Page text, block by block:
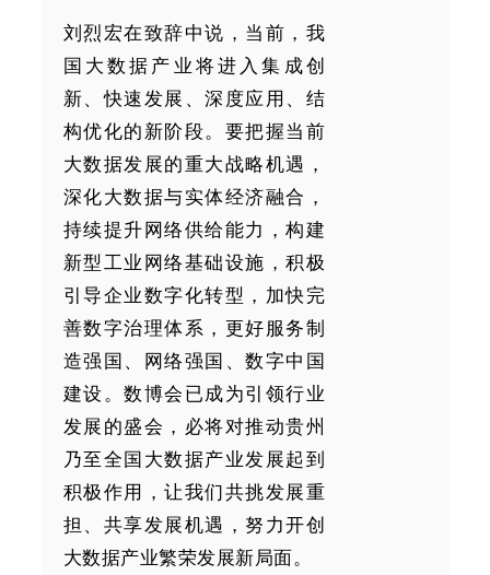
刘烈宏在致辞中说，当前，我
国大数据产业将进入集成创
新、快速发展、深度应用、结
构优化的新阶段。要把握当前
大数据发展的重大战略机遇，
深化大数据与实体经济融合，
持续提升网络供给能力，构建
新型工业网络基础设施，积极
引导企业数字化转型，加快完
善数字治理体系，更好服务制
造强国、网络强国、数字中国
建设。数博会已成为引领行业
发展的盛会，必将对推动贵州
乃至全国大数据产业发展起到
积极作用，让我们共挑发展重
担、共享发展机遇，努力开创
大数据产业繁荣发展新局面。